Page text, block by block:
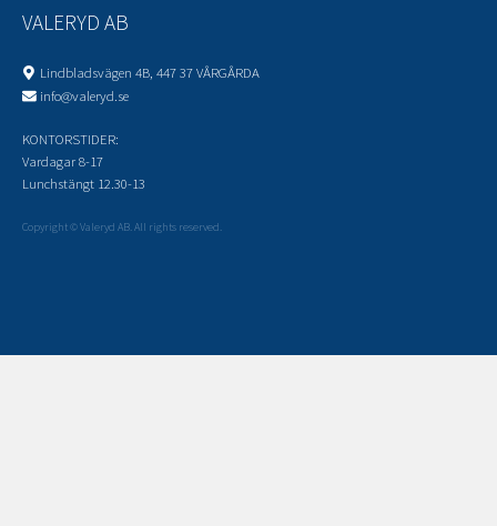
VALERYD AB
Lindbladsvägen 4B, 447 37 VÅRGÅRDA
info@valeryd.se
KONTORSTIDER:
Vardagar 8-17
Lunchstängt 12.30-13
Copyright © Valeryd AB. All rights reserved.